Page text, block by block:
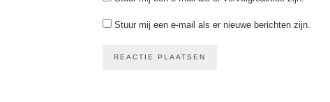
Stuur mij een e-mail als er nieuwe berichten zijn.